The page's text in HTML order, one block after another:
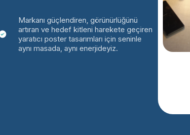
Markanı güçlendiren, görünürlüğünü
artıran ve hedef kitleni harekete geçiren
yaratıcı poster tasarımları için seninle
aynı masada, aynı enerjideyiz.